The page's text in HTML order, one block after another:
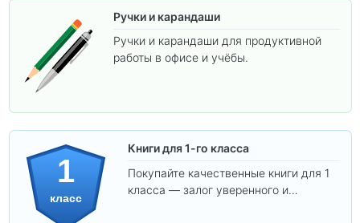
Ручки и карандаши
Ручки и карандаши для продуктивной
работы в офисе и учёбы.
1
класс
Книги для 1-го класса
Покупайте качественные книги для 1
класса — залог уверенного и